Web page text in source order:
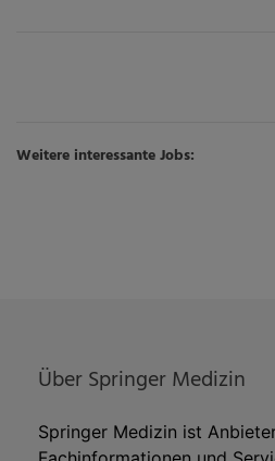
Weitere interessante Jobs:
Über Springer Medizin
Springer Medizin ist